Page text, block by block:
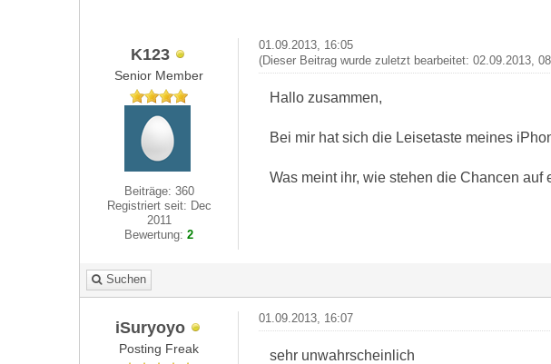
K123
Senior Member
Beiträge: 360
Registriert seit: Dec
2011
Bewertung:2
01.09.2013, 16:05
(Dieser Beitrag wurde zuletzt bearbeitet: 02.09.2013,
Hallo zusammen,
Bei mir hat sich die Leisetaste meines
Was meint ihr, wie stehen die Chancen
Suchen
iSuryoyo
Posting Freak
01.09.2013, 16:07
sehr unwahrscheinlich